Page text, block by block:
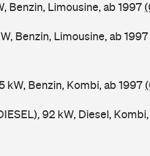
Benzin, Limousine, ab 1997
Benzin, Limousine, ab 1997
kW, Benzin, Kombi, ab 1997
92 kW, Diesel,